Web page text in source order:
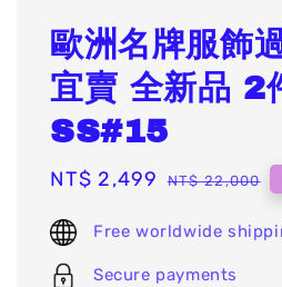
歐洲名牌服飾
宜賣 全新品 2
SS#15
Sale
NT$ 2,499 Regular
NT$ 22,000
Free worldwide
Secure payments